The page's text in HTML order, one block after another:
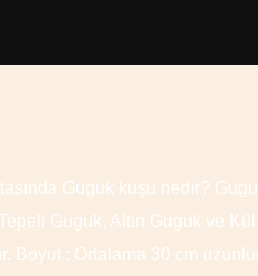
Guguk kuşu nedir?
Guguk, Altın Guguk ve
Boyut : Ortalama 30 cm